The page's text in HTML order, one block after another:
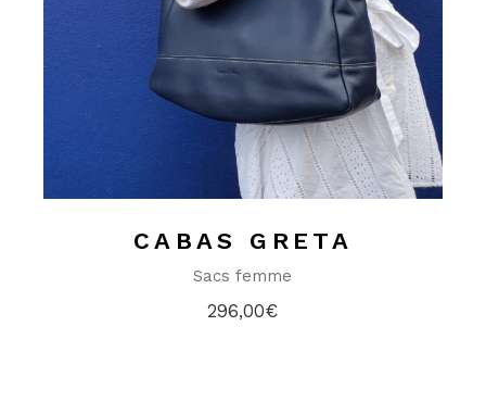
CABAS GRETA
Sacs femme
296,00€